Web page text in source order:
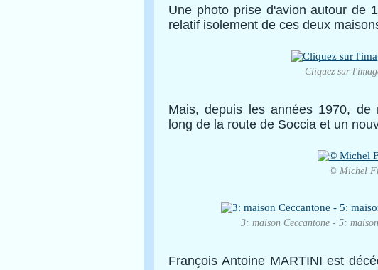
Une photo prise d'avion autour de
relatif isolement de ces deux
Cliquez sur
Mais, depuis les années 1970, de
long de la route de Soccia et un
© Michel
3: maison Ceccantone - 5:
François Antoine MARTINI est